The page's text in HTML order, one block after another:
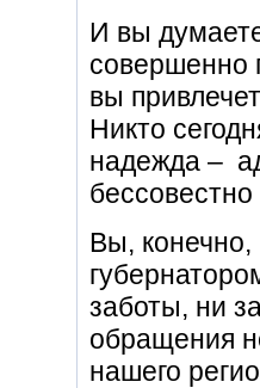
И вы
совершенно
вы
Никто
надежда –
Вы,
заботы, ни
обращения
нашего